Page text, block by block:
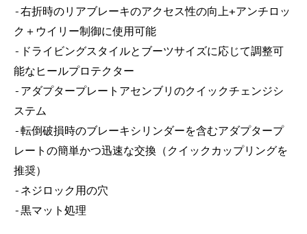
-右折時のリアブレーキのアクセス性の向上+アンチロッ
ク＋ウイリー制御に使用可能
-ドライビングスタイルとブーツサイズに応じて調整可
能なヒールプロテクター
-アダプタープレートアセンブリのクイックチェンジシ
ステム
-転倒破損時のブレーキシリンダーを含むアダプタープ
レートの簡単かつ迅速な交換（クイックカップリングを
推奨）
-ネジロック用の穴
-黒マット処理